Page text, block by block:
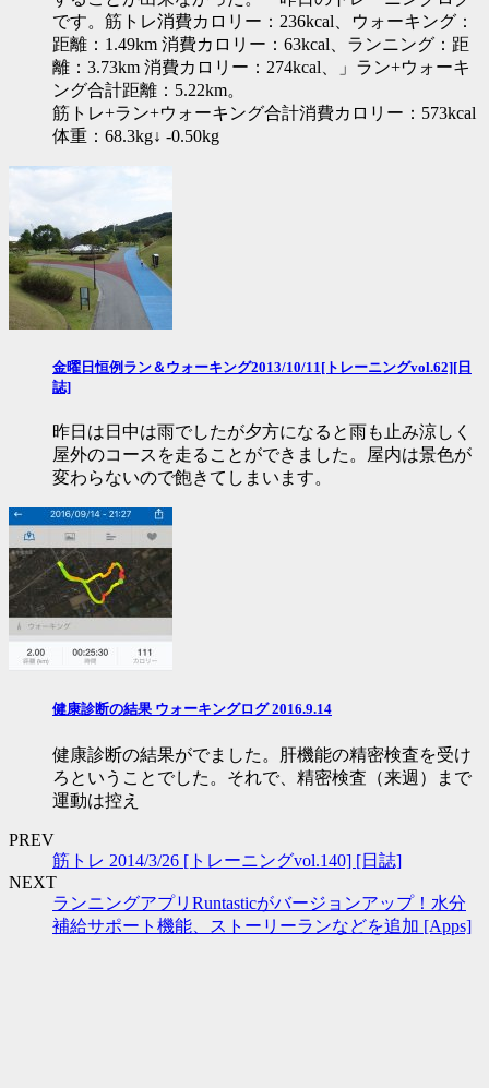
です。筋トレ消費カロリー：236kcal、ウォーキング：
距離：1.49km 消費カロリー：63kcal、ランニング：距
離：3.73km 消費カロリー：274kcal、」ラン+ウォーキ
ング合計距離：5.22km。
筋トレ+ラン+ウォーキング合計消費カロリー：573kcal
体重：68.3kg↓ -0.50kg
金曜日恒例ラン＆ウォーキング2013/10/11[トレーニングvol.62][日
誌]
昨日は日中は雨でしたが夕方になると雨も止み涼しく
屋外のコースを走ることができました。屋内は景色が
変わらないので飽きてしまいます。
健康診断の結果 ウォーキングログ 2016.9.14
健康診断の結果がでました。肝機能の精密検査を受け
ろということでした。それで、精密検査（来週）まで
運動は控え
PREV
筋トレ 2014/3/26 [トレーニングvol.140] [日誌]
NEXT
ランニングアプリRuntasticがバージョンアップ！水分
補給サポート機能、ストーリーランなどを追加 [Apps]